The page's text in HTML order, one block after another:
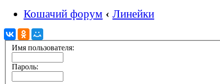
Кошачий форум ‹ Линейки
Имя пользователя:
Пароль: